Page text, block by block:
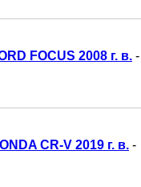
FOCUS 2008 г. в. -
CR-V 2019 г. в. -